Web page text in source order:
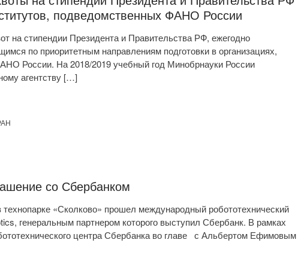
подведомственных ФАНО России
на стипендии Президента и Правительства РФ, ежегодно
по приоритетным направлениям подготовки в организациях,
России. На 2018/2019 учебный год Минобрнауки России
агентству […]
со Сбербанком
технопарке «Сколково» прошел международный робототехнический
генеральным партнером которого выступил Сбербанк. В рамках
центра Сбербанка во главе с Альбертом Ефимовым